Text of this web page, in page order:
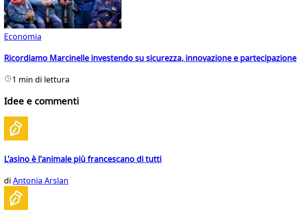
Economia
Ricordiamo Marcinelle investendo su sicurezza, innovazione e partecipazione
1 min di lettura
Idee e commenti
L'asino è l'animale più francescano di tutti
di Antonia Arslan